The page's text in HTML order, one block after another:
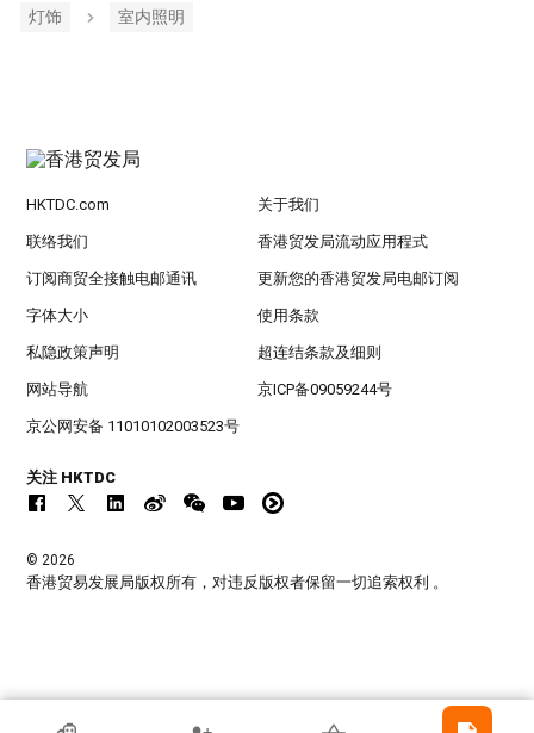
灯饰
室内照明
HKTDC.com 关于我们
联络我们 香港贸发局流动应用程式
订阅商贸全接触电邮通讯 更新您的香港贸发局电邮订阅
字体大小 使用条款
私隐政策声明 超连结条款及细则
网站导航 京ICP备09059244号
京公网安备 11010102003523号
关注 HKTDC
© 2026
香港贸易发展局版权所有，对违反版权者保留一切追索权利 。